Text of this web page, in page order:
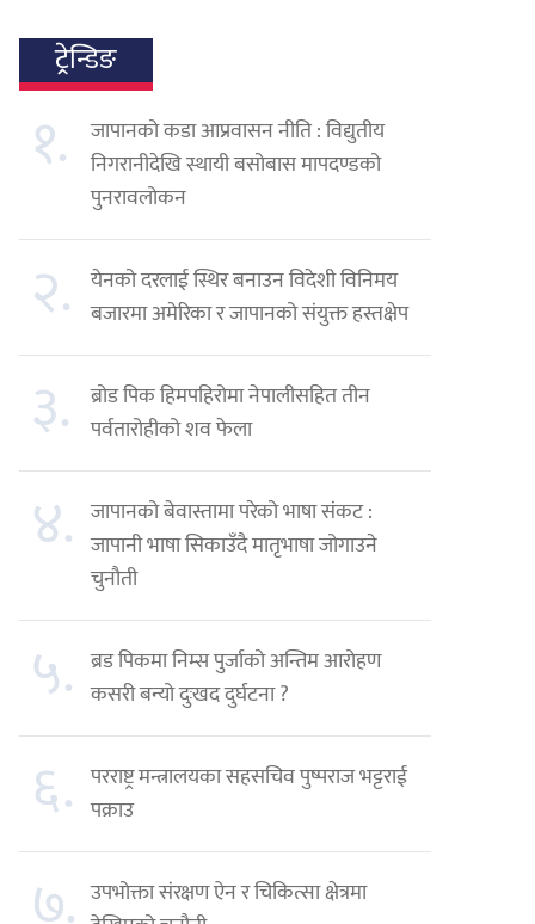
ट्रेन्डिङ
१.
जापानको कडा आप्रवासन नीति : विद्युतीय
निगरानीदेखि स्थायी बसोबास मापदण्डको
पुनरावलोकन
२.
येनको दरलाई स्थिर बनाउन विदेशी विनिमय
बजारमा अमेरिका र जापानको संयुक्त हस्तक्षेप
३.
ब्रोड पिक हिमपहिरोमा नेपालीसहित तीन
पर्वतारोहीको शव फेला
४. जापानको बेवास्तामा परेको भाषा संकट :
जापानी भाषा सिकाउँदै मातृभाषा जोगाउने
चुनौती
५. ब्रड पिकमा निम्स पुर्जाको अन्तिम आरोहण
कसरी बन्यो दुःखद दुर्घटना ?
६. परराष्ट्र मन्त्रालयका सहसचिव पुष्पराज भट्टराई
पक्राउ
उपभोक्ता संरक्षण ऐन र चिकित्सा क्षेत्रमा